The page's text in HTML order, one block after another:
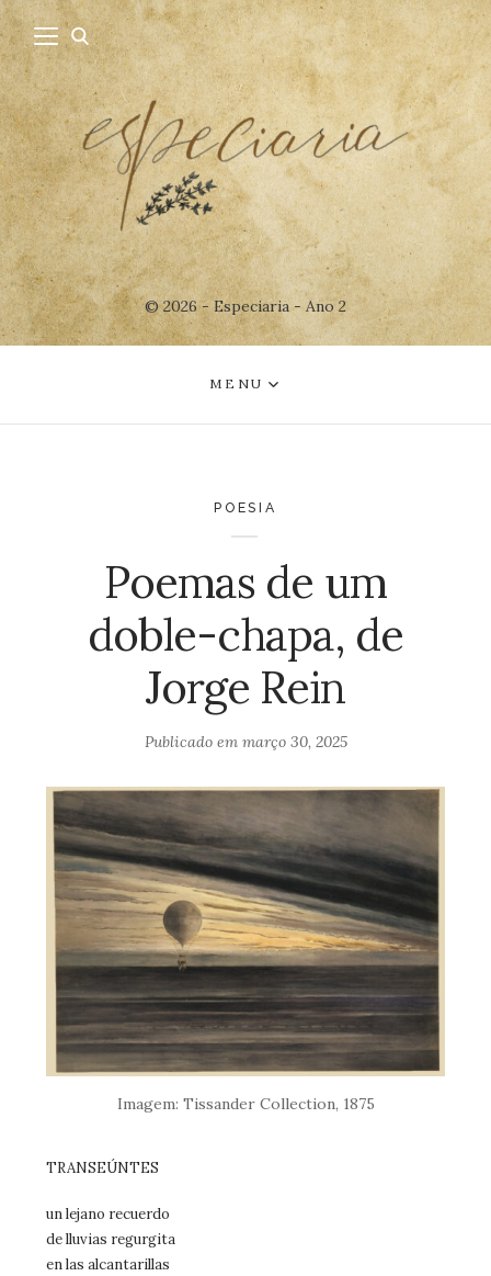
© 2026 - Especiaria - Ano 2
MENU
POESIA
Poemas de um
doble-chapa, de
Jorge Rein
Publicado em março 30, 2025
Imagem: Tissander Collection, 1875
TRANSEÚNTES
un lejano recuerdo
de lluvias regurgita
en las alcantarillas